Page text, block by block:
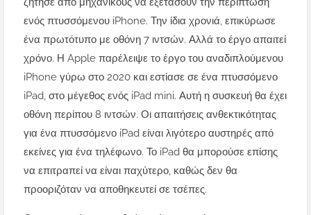
ενός πτυσσόμενου iPhone. Την ίδια χρονιά, επικύρωσε
ένα πρωτότυπο με οθόνη 7 ιντσών. Αλλά το έργο απαιτεί
χρόνο. Η Apple παρέλειψε το έργο του αναδιπλούμενου
iPhone γύρω στο 2020 και εστίασε σε ένα πτυσσόμενο
iPad, στο μέγεθος ενός iPad mini. Αυτή η συσκευή θα έχει
οθόνη περίπου 8 ιντσών. Οι απαιτήσεις ανθεκτικότητας
για ένα πτυσσόμενο iPad είναι λιγότερο αυστηρές από
εκείνες για ένα τηλέφωνο. Το iPad θα μπορούσε επίσης
να επιτραπεί να είναι παχύτερο, καθώς δεν θα
προοριζόταν να αποθηκευτεί σε τσέπες.